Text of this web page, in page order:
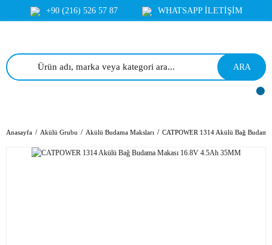
+90 (216) 526 57 87 WHATSAPP İLETİŞİM
ARA
Anasayfa Akülü Grubu Akülü Budama Maksları CATPOWER 1314 Akülü Bağ